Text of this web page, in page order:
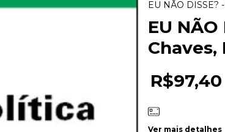
EU NÃO DISSE?
EU NÃO
Chaves,
R$97,40
Ver mais detalhes